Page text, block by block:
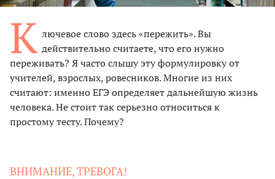
К лючевое слово здесь «пережить». Вы
действительно считаете, что его нужно
переживать? Я часто слышу эту формулировку от
учителей, взрослых, ровесников. Многие из них
считают: именно ЕГЭ определяет дальнейшую жизнь
человека. Не стоит так серьезно относиться к
простому тесту. Почему?
ВНИМАНИЕ, ТРЕВОГА!